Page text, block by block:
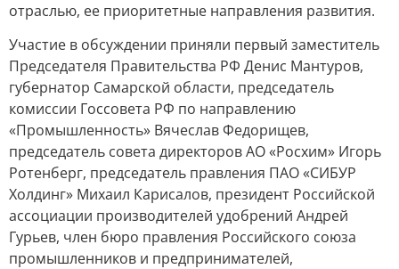
отраслью, ее приоритетные направления развития.
Участие в обсуждении приняли первый заместитель
Председателя Правительства РФ Денис Мантуров,
губернатор Самарской области, председатель
комиссии Госсовета РФ по направлению
«Промышленность» Вячеслав Федорищев,
председатель совета директоров АО «Росхим» Игорь
Ротенберг, председатель правления ПАО «СИБУР
Холдинг» Михаил Карисалов, президент Российской
ассоциации производителей удобрений Андрей
Гурьев, член бюро правления Российского союза
промышленников и предпринимателей,